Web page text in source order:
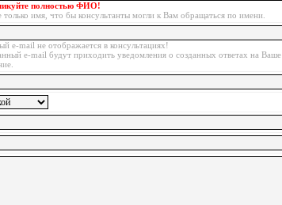
полностью ФИО!
только имя, что бы консультанты могли к Вам обращаться по имени.
e-mail не отображается в консультациях!
e-mail будут приходить уведомления о созданных ответах на Ваше